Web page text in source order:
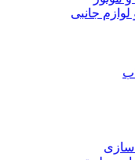
جانبی
سازی